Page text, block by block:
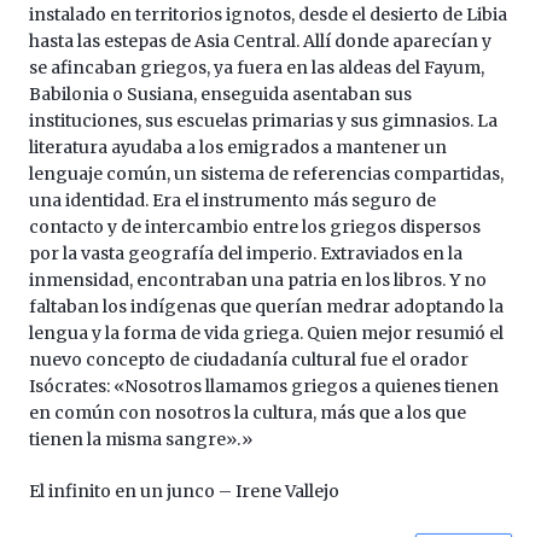
instalado en territorios ignotos, desde el desierto de Libia
hasta las estepas de Asia Central. Allí donde aparecían y
se afincaban griegos, ya fuera en las aldeas del Fayum,
Babilonia o Susiana, enseguida asentaban sus
instituciones, sus escuelas primarias y sus gimnasios. La
literatura ayudaba a los emigrados a mantener un
lenguaje común, un sistema de referencias compartidas,
una identidad. Era el instrumento más seguro de
contacto y de intercambio entre los griegos dispersos
por la vasta geografía del imperio. Extraviados en la
inmensidad, encontraban una patria en los libros. Y no
faltaban los indígenas que querían medrar adoptando la
lengua y la forma de vida griega. Quien mejor resumió el
nuevo concepto de ciudadanía cultural fue el orador
Isócrates: «Nosotros llamamos griegos a quienes tienen
en común con nosotros la cultura, más que a los que
tienen la misma sangre».»
El infinito en un junco – Irene Vallejo